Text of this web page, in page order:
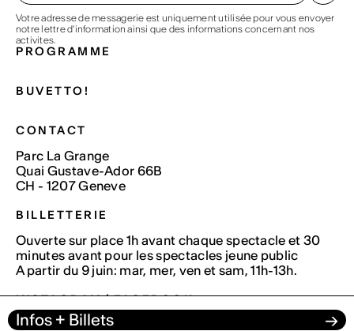
Infos + Billets →
Votre adresse de messagerie est uniquement utilisée pour vous envoyer
notre lettre d'information ainsi que des informations concernant nos
activites.
PROGRAMME
BUVETTO!
CONTACT
Parc La Grange
Quai Gustave-Ador 66B
CH - 1207 Geneve
BILLETTERIE
Ouverte sur place 1h avant chaque spectacle et 30
minutes avant pour les spectacles jeune public
A partir du 9 juin: mar, mer, ven et sam, 11h-13h.
INSTAGRAM | FACEBOOK